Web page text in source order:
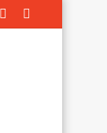
Random